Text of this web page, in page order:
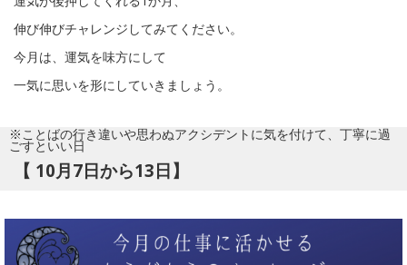
伸び伸びチャレンジしてみてください。
今月は、運気を味方にして
一気に思いを形にしていきましょう。
※ことばの行き違いや思わぬアクシデントに気を付けて、丁寧に過
ごすといい日
【 10月7日から13日】